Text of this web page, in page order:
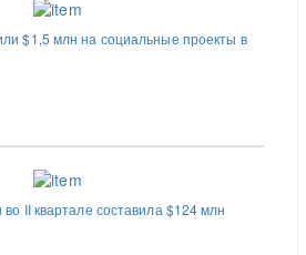
$1,5 млн на социальные проекты в
II квартале составила $124 млн